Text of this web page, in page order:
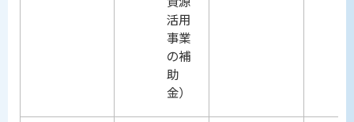
活用
事業
の補
助
金）